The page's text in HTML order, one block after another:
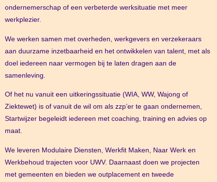
ondernemerschap of een verbeterde werksituatie met meer
werkplezier.
We werken samen met overheden, werkgevers en verzekeraars
aan duurzame inzetbaarheid en het ontwikkelen van talent, met als
doel iedereen naar vermogen bij te laten dragen aan de
samenleving.
Of het nu vanuit een uitkeringssituatie (WIA, WW, Wajong of
Ziektewet) is of vanuit de wil om als zzp’er te gaan ondernemen,
Startwijzer begeleidt iedereen met coaching, training en advies op
maat.
We leveren Modulaire Diensten, Werkfit Maken, Naar Werk en
Werkbehoud trajecten voor UWV. Daarnaast doen we projecten
met gemeenten en bieden we outplacement en tweede